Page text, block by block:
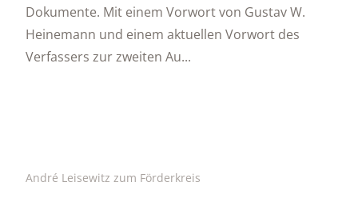
Dokumente. Mit einem Vorwort von Gustav W.
Heinemann und einem aktuellen Vorwort des
Verfassers zur zweiten Au...
André Leisewitz zum Förderkreis